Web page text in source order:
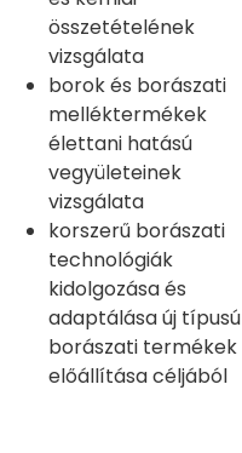
összetételének
vizsgálata
borok és borászati
melléktermékek
élettani hatású
vegyületeinek
vizsgálata
korszerű borászati
technológiák
kidolgozása és
adaptálása új típusú
borászati termékek
előállítása céljából